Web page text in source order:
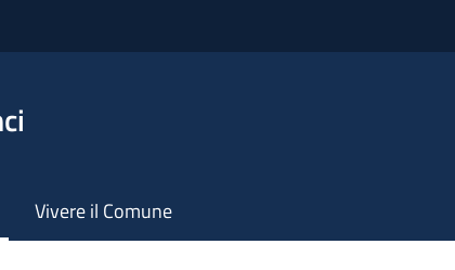
Vivere il Comune